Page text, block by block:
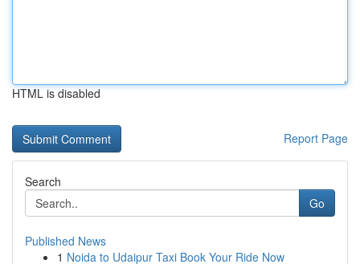
HTML is disabled
Report Page
Search
Go
Published News
1 Noida to Udaipur Taxi Book Your Ride Now